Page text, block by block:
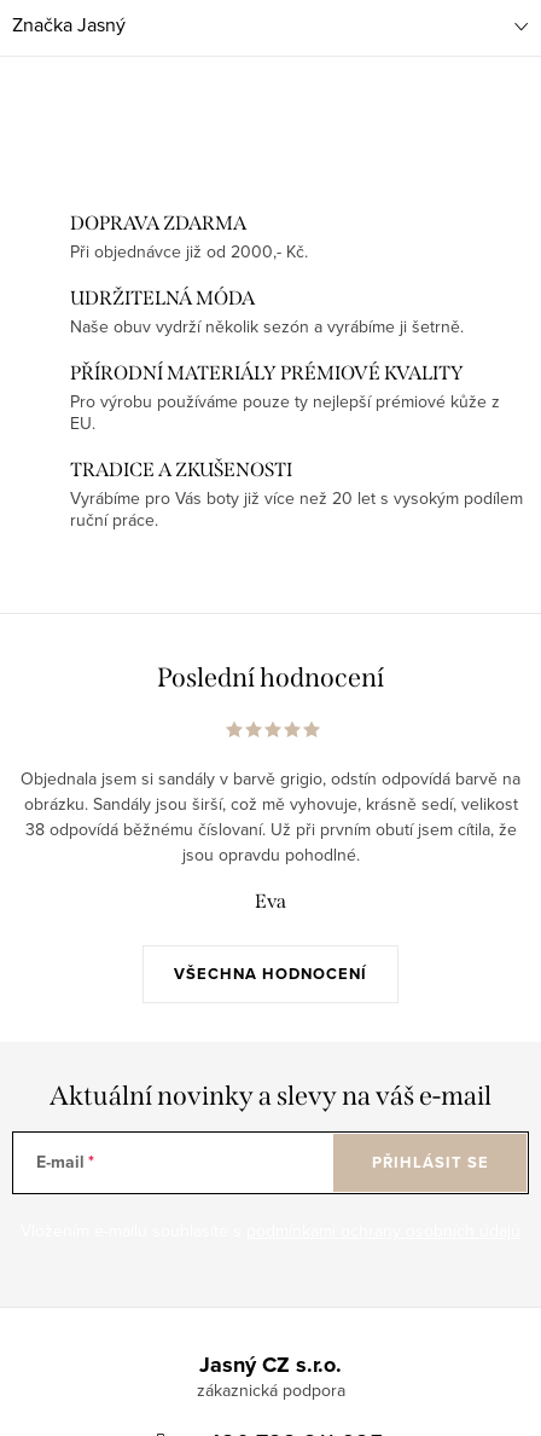
ZnačkaJasný
DOPRAVA ZDARMA
Při objednávce již od 2000,- Kč.
UDRŽITELNÁ MÓDA
Naše obuv vydrží několik sezón a vyrábíme ji šetrně.
PŘÍRODNÍ MATERIÁLY PRÉMIOVÉ KVALITY
Pro výrobu používáme pouze ty nejlepší prémiové kůže z
EU.
TRADICE A ZKUŠENOSTI
Vyrábíme pro Vás boty již více než 20 let s vysokým podílem
ruční práce.
Poslední hodnocení
VŠECHNA HODNOCENÍ
Objednala jsem si sandály v barvě grigio, odstín odpovídá barvě na
obrázku. Sandály jsou širší, což mě vyhovuje, krásně sedí, velikost
38 odpovídá běžnému číslovaní. Už při prvním obutí jsem cítila, že
jsou opravdu pohodlné.
Eva
Aktuální novinky a slevy na váš e-mail
E-mail PŘIHLÁSIT SE
Jasný CZ s.r.o.